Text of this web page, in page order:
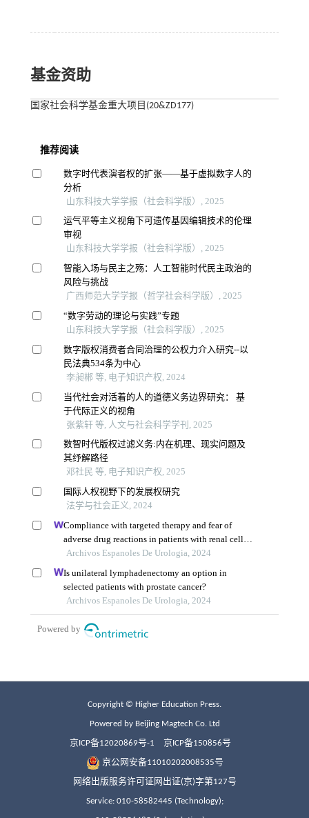
基金资助
国家社会科学基金重大项目(20&ZD177)
Copyright © Higher Education Press.
Powered by Beijing Magtech Co. Ltd
京ICP备12020869号-1 京ICP备150856号
京公网安备11010202008535号
网络出版服务许可证网出证(京)字第127号
Service: 010-58582445 (Technology);